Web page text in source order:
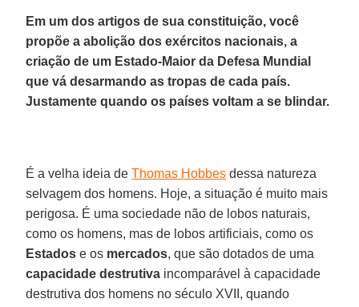
Em um dos artigos de sua constituição, você
propõe a abolição dos exércitos nacionais, a
criação de um Estado-Maior da Defesa Mundial
que vá desarmando as tropas de cada país.
Justamente quando os países voltam a se blindar.
É a velha ideia deThomas Hobbes dessa natureza
selvagem dos homens. Hoje, a situação é muito mais
perigosa. É uma sociedade não de lobos naturais,
como os homens, mas de lobos artificiais, como os
Estados e os mercados, que são dotados de uma
capacidade destrutiva incomparável à capacidade
destrutiva dos homens no século XVII, quando